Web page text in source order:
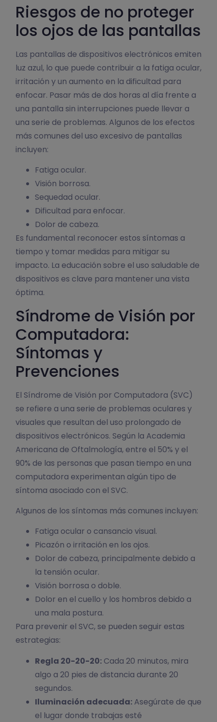
Riesgos de no proteger
los ojos de las pantallas
Las pantallas de dispositivos electrónicos emiten
luz azul, lo que puede contribuir a la fatiga ocular,
irritación y un aumento en la dificultad para
enfocar. Pasar más de dos horas al día frente a
una pantalla sin interrupciones puede llevar a
una serie de problemas. Algunos de los efectos
más comunes del uso excesivo de pantallas
incluyen:
Fatiga ocular.
Visión borrosa.
Sequedad ocular.
Dificultad para enfocar.
Dolor de cabeza.
Es fundamental reconocer estos síntomas a
tiempo y tomar medidas para mitigar su
impacto. La educación sobre el uso saludable de
dispositivos es clave para mantener una vista
óptima.
Síndrome de Visión por
Computadora:
Síntomas y
Prevenciones
El Síndrome de Visión por Computadora (SVC)
se refiere a una serie de problemas oculares y
visuales que resultan del uso prolongado de
dispositivos electrónicos. Según la Academia
Americana de Oftalmología, entre el 50% y el
90% de las personas que pasan tiempo en una
computadora experimentan algún tipo de
síntoma asociado con el SVC.
Algunos de los síntomas más comunes incluyen:
Fatiga ocular o cansancio visual.
Picazón o irritación en los ojos.
Dolor de cabeza, principalmente debido a
la tensión ocular.
Visión borrosa o doble.
Dolor en el cuello y los hombros debido a
una mala postura.
Para prevenir el SVC, se pueden seguir estas
estrategias:
Regla 20-20-20: Cada 20 minutos, mira
algo a 20 pies de distancia durante 20
segundos.
Iluminación adecuada: Asegúrate de que
el lugar donde trabajas esté